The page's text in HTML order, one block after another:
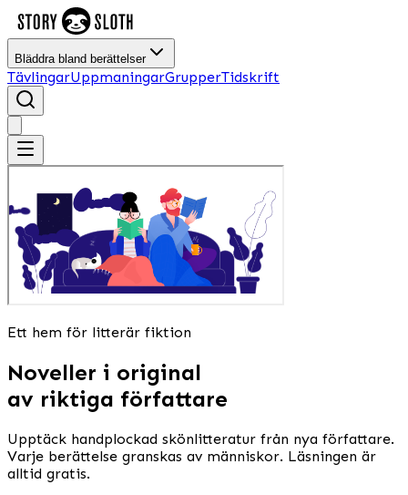
Bläddra bland berättelser
TävlingarUppmaningarGrupperTidskrift
Ett hem för litterär fiktion
Noveller i original
av riktiga författare
Upptäck handplockad skönlitteratur från nya författare.
Varje berättelse granskas av människor. Läsningen är
alltid gratis.